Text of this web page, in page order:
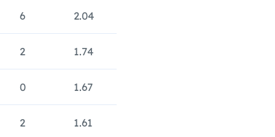
6 2.04
2 1.74
0 1.67
2 1.61